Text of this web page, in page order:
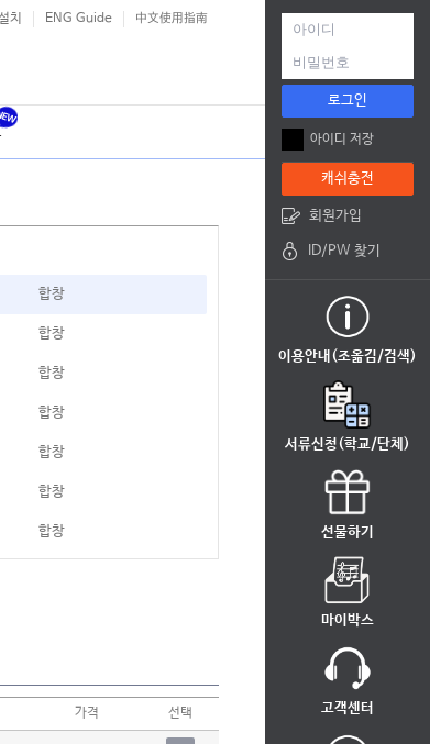
치 ENG Guide 中文使用指南
합창
합창
합창
합창
합창
합창
합창
합창
합창
가격 선택
로그인
아이디 저장
캐쉬충전
회원가입
ID/PW 찾기
이용안내(조옮김/검색)
서류신청(학교/단체)
선물하기
마이박스
고객센터